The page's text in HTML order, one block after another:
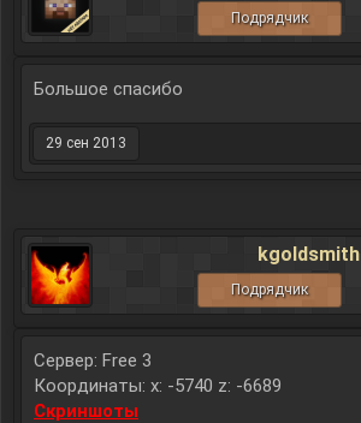
Подрядчик
Большое спасибо
29 сен 2013
kgoldsmith
Подрядчик
Сервер: Free 3
Координаты: x: -5740 z: -6689
Скриншоты